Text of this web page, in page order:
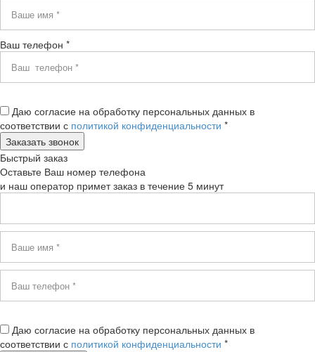
Ваш телефон *
Даю согласие на обработку персональных данных в
соответствии с политикой конфиденциальности *
Быстрый заказ
Оставьте Ваш номер телефона
и наш оператор примет заказ в течение 5 минут
Даю согласие на обработку персональных данных в
соответствии с политикой конфиденциальности *